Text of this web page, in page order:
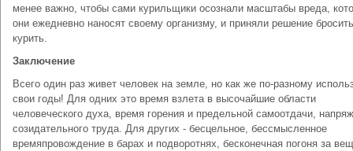
менее важно, чтобы сами курильщики осознали масштабы вреда,
они ежедневно наносят своему организму, и приняли решение бросить
курить.
Заключение
Всего один раз живет человек на земле, но как же по-разному
свои годы! Для одних это время взлета в высочайшие области
человеческого духа, время горения и предельной самоотдачи,
созидательного труда. Для других - бесцельное, бессмысленное
времяпровождение в барах и подворотнях, бесконечная погоня за